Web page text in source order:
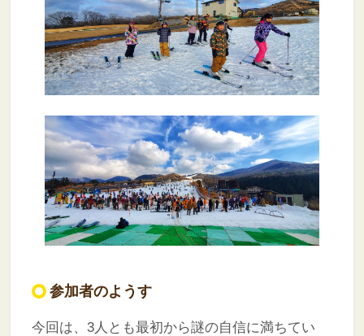
参加者のようす
今回は、3人とも最初から謎の自信に満ちてい